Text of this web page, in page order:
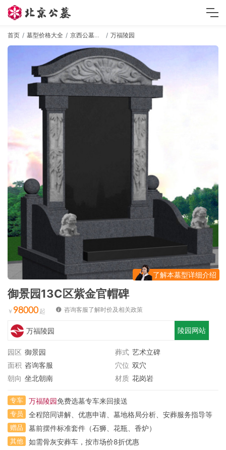
首页 墓型价格大全 京西公墓墓型 万福陵园
了解本墓型详细介绍
御景园13C区紫金官帽碑
98000 咨询客服了解时价及相关政策
万福陵园 陵园网站
园区 御景园 葬式 艺术立碑
面积 咨询客服 穴位 双穴
朝向 坐北朝南 材质 花岗岩
专车 万福陵园免费选墓专车来回接送
专员 全程陪同讲解、优惠申请、墓地格局分析、安葬服务指导等
赠品 墓前摆件标准套件（石狮、花瓶、香炉）
其他 如需骨灰安葬车，按市场价8折优惠